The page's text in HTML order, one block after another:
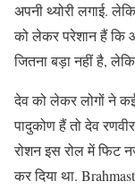
अपनी थ्योरी लगाई.
को लेकर परेशान हैं कि
जितना बड़ा नहीं है,
देव को लेकर लोगों ने कई
पादुकोण हैं तो देव
रोशन इस रोल में फिट
कर दिया था.